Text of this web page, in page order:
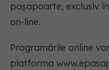
pașapoarte, exclusiv
on-line.
Programările online
platforma